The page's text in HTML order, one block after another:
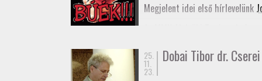
Megjelent idei első hírlevelünk
Boldog Új Évet Kívánunk a
25.
11.
23.
Dobai Tibor dr.